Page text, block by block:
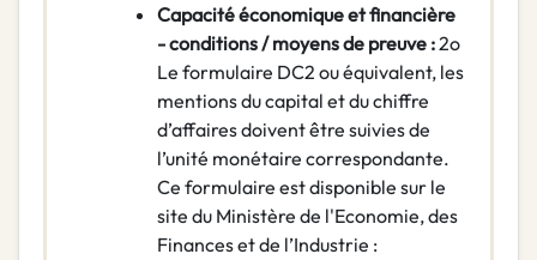
Capacité économique et financière
- conditions / moyens de preuve :2o
Le formulaire DC2 ou équivalent, les
mentions du capital et du chiffre
d’affaires doivent être suivies de
l’unité monétaire correspondante.
Ce formulaire est disponible sur le
site du Ministère de l'Economie, des
Finances et de l’Industrie :